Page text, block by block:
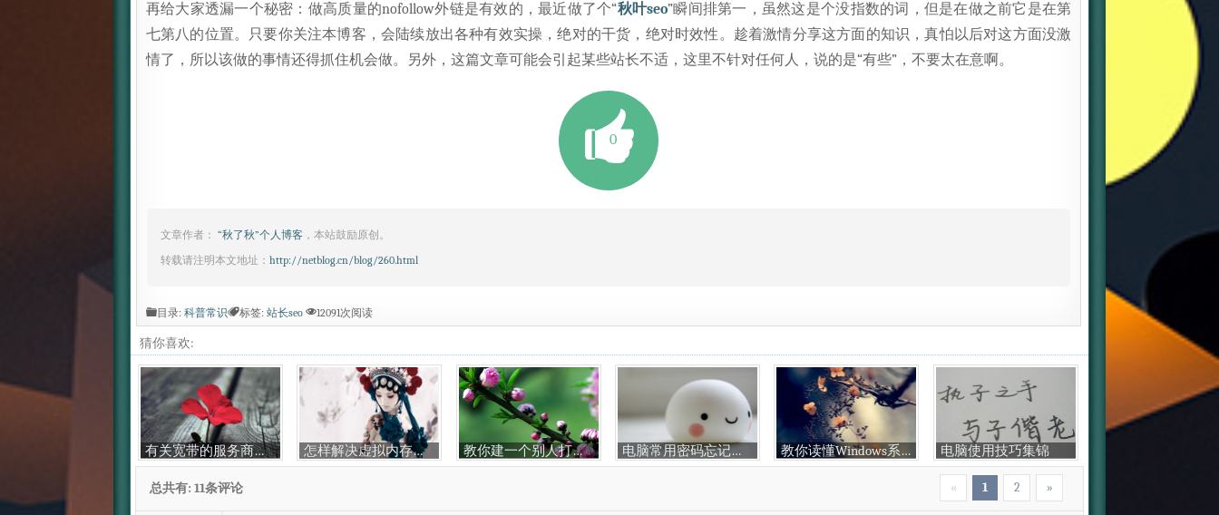
再给大家透漏一个秘密：做高质量的nofollow外链是有效的，最近做了个“秋叶seo”瞬间排第一，虽然这是个没指数的词，但是在做之前它是在第
七第八的位置。只要你关注本博客，会陆续放出各种有效实操，绝对的干货，绝对时效性。趁着激情分享这方面的知识，真怕以后对这方面没激
情了，所以该做的事情还得抓住机会做。另外，这篇文章可能会引起某些站长不适，这里不针对任何人，说的是“有些”，不要太在意啊。
0
文章作者： “秋了秋”个人博客，本站鼓励原创。
转载请注明本文地址： http://netblog.cn/blog/260.html
目录: 科普常识 标签: 站长seo 12091次阅读
猜你喜欢:
有关宽带的服务商的常识 怎样解决虚拟内存不足问题 教你建一个别人打不开的文件夹 电脑常用密码忘记了怎么办 教你读懂Windows系统 电脑使用技巧集锦
总共有: 11条评论 « 1 2 »